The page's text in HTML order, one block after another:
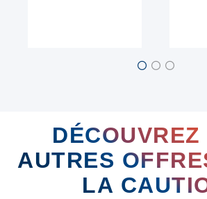
DÉCOUVREZ
AUTRES
LA